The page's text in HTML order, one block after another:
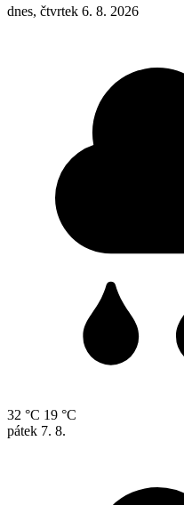
dnes, čtvrtek 6. 8. 2026
32 °C 19 °C
pátek 7. 8.